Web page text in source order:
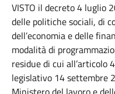
VISTO il decreto 4 luglio
delle politiche sociali, di
dell’economia e delle
modalità di
residue di cui all’articolo
legislativo 14 settembre